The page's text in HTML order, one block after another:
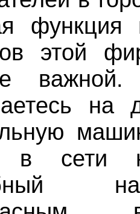
функция
этой
на
в сети